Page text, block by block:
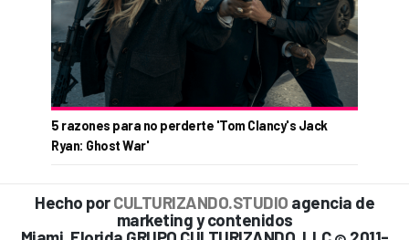
5 razones para no perderte 'Tom Clancy's Jack
Ryan: Ghost War'
Hecho porCULTURIZANDO.STUDIO agencia de
marketing y contenidos